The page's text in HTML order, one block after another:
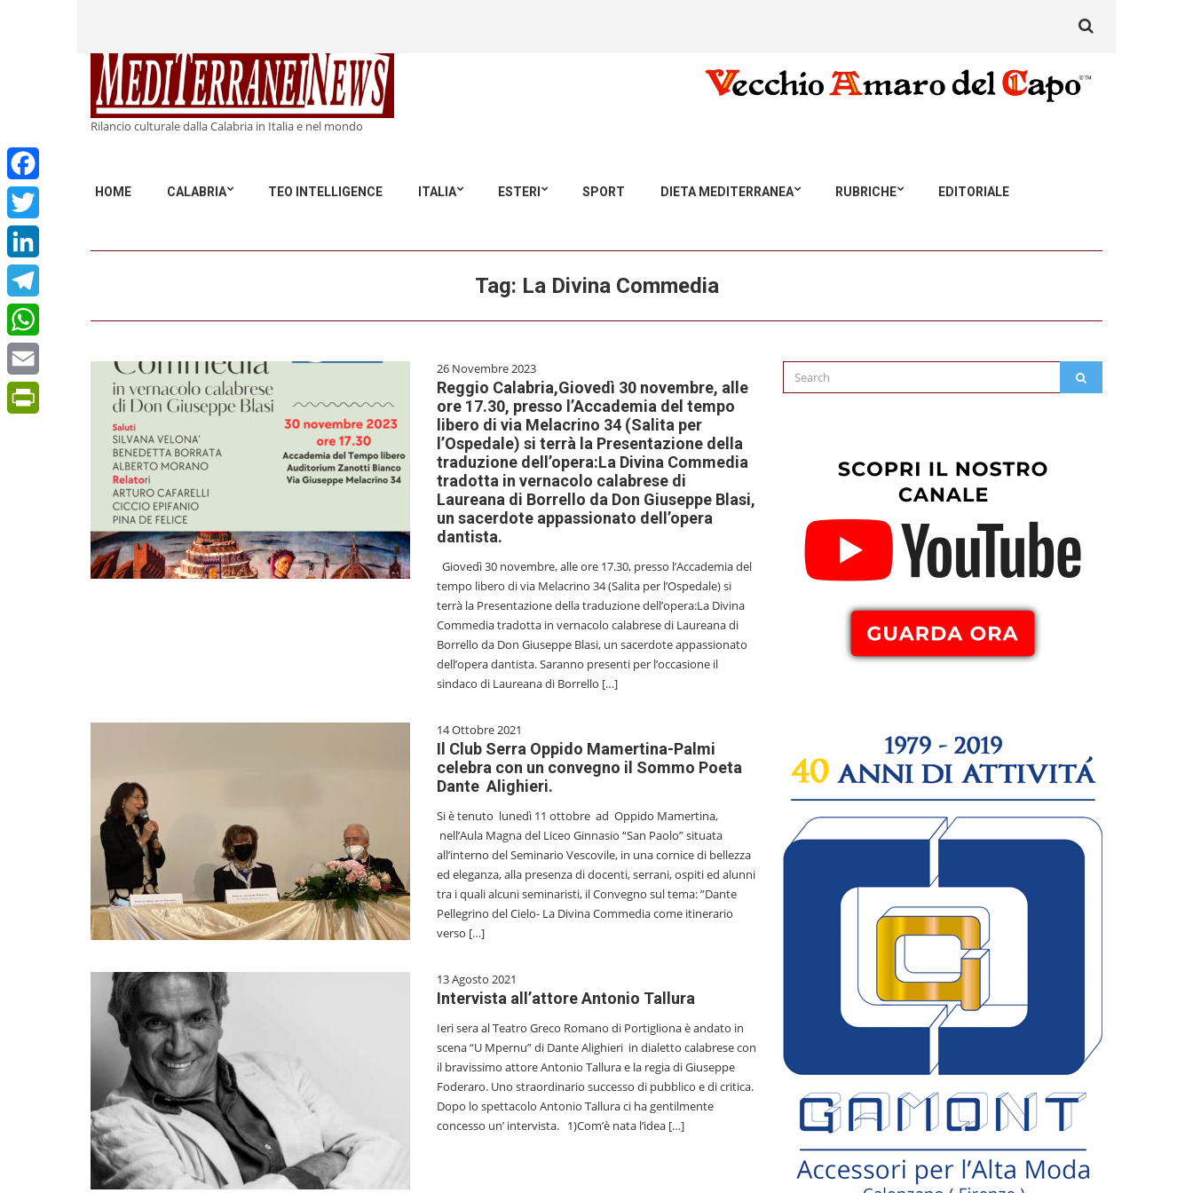
Rilancio culturale dalla Calabria in Italia e nel mondo
HOME CALABRIA TEO INTELLIGENCE ITALIA ESTERI SPORT DIETA MEDITERRANEA RUBRICHE EDITORIALE
for:
Facebook
Twitter
LinkedIn
Telegram
WhatsApp
Email
Tag: La Divina Commedia
26 Novembre 2023
Reggio Calabria,Giovedì 30 novembre, alle
ore 17.30, presso l’Accademia del tempo
libero di via Melacrino 34 (Salita per
l’Ospedale) si terrà la Presentazione della
traduzione dell’opera:La Divina Commedia
tradotta in vernacolo calabrese di
Laureana di Borrello da Don Giuseppe Blasi,
un sacerdote appassionato dell’opera
dantista.
Giovedì 30 novembre, alle ore 17.30, presso l’Accademia del
tempo libero di via Melacrino 34 (Salita per l’Ospedale) si
terrà la Presentazione della traduzione dell’opera:La Divina
Commedia tradotta in vernacolo calabrese di Laureana di
Borrello da Don Giuseppe Blasi, un sacerdote appassionato
dell’opera dantista. Saranno presenti per l’occasione il
sindaco di Laureana di Borrello […]
14 Ottobre 2021
Il Club Serra Oppido Mamertina-Palmi
celebra con un convegno il Sommo Poeta
Dante Alighieri.
Si è tenuto lunedì 11 ottobre ad Oppido Mamertina,
nell’Aula Magna del Liceo Ginnasio “San Paolo” situata
all’interno del Seminario Vescovile, in una cornice di bellezza
ed eleganza, alla presenza di docenti, serrani, ospiti ed alunni
tra i quali alcuni seminaristi, il Convegno sul tema: ”Dante
Pellegrino del Cielo- La Divina Commedia come itinerario
verso […]
13 Agosto 2021
Intervista all’attore Antonio Tallura
Ieri sera al Teatro Greco Romano di Portigliona è andato in
scena “U Mpernu” di Dante Alighieri in dialetto calabrese con
il bravissimo attore Antonio Tallura e la regia di Giuseppe
Foderaro. Uno straordinario successo di pubblico e di critica.
Dopo lo spettacolo Antonio Tallura ci ha gentilmente
concesso un’ intervista. 1)Com’è nata l’idea […]
Search
for: